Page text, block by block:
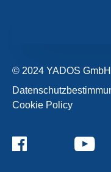
© 2024 YADOS GmbH
Cookie Policy